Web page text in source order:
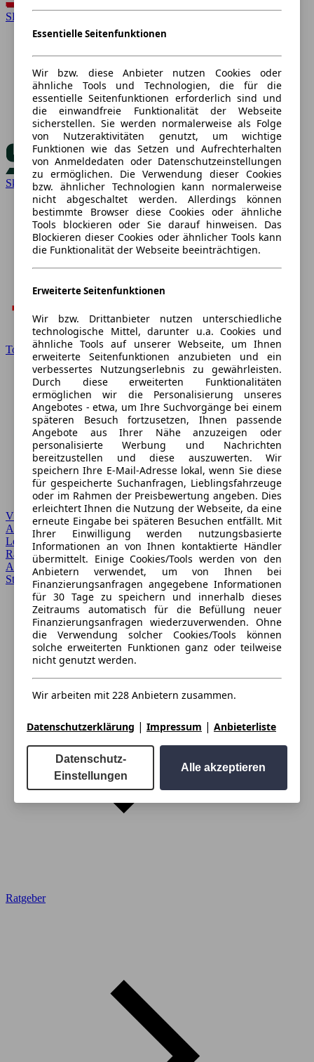
SEAT
Skoda
Toyota
VW
Autoverkauf›
Leasing›
Ratgeber ›
Anmelden›
Essentielle Seitenfunktionen
Wir bzw. diese Anbieter nutzen Cookies oder
ähnliche Tools und Technologien, die für die
essentielle Seitenfunktionen erforderlich sind und
die einwandfreie Funktionalität der Webseite
sicherstellen. Sie werden normalerweise als Folge
von Nutzeraktivitäten genutzt, um wichtige
Funktionen wie das Setzen und Aufrechterhalten
von Anmeldedaten oder Datenschutzeinstellungen
zu ermöglichen. Die Verwendung dieser Cookies
bzw. ähnlicher Technologien kann normalerweise
nicht abgeschaltet werden. Allerdings können
bestimmte Browser diese Cookies oder ähnliche
Tools blockieren oder Sie darauf hinweisen. Das
Blockieren dieser Cookies oder ähnlicher Tools kann
die Funktionalität der Webseite beeinträchtigen.
Erweiterte Seitenfunktionen
Wir bzw. Drittanbieter nutzen unterschiedliche
technologische Mittel, darunter u.a. Cookies und
ähnliche Tools auf unserer Webseite, um Ihnen
erweiterte Seitenfunktionen anzubieten und ein
verbessertes Nutzungserlebnis zu gewährleisten.
Durch diese erweiterten Funktionalitäten
ermöglichen wir die Personalisierung unseres
Angebotes - etwa, um Ihre Suchvorgänge bei einem
späteren Besuch fortzusetzen, Ihnen passende
Angebote aus Ihrer Nähe anzuzeigen oder
personalisierte Werbung und Nachrichten
bereitzustellen und diese auszuwerten. Wir
speichern Ihre E-Mail-Adresse lokal, wenn Sie diese
für gespeicherte Suchanfragen, Lieblingsfahrzeuge
oder im Rahmen der Preisbewertung angeben. Dies
erleichtert Ihnen die Nutzung der Webseite, da eine
erneute Eingabe bei späteren Besuchen entfällt. Mit
Ihrer Einwilligung werden nutzungsbasierte
Informationen an von Ihnen kontaktierte Händler
übermittelt. Einige Cookies/Tools werden von den
Anbietern verwendet, um von Ihnen bei
Finanzierungsanfragen angegebene Informationen
für 30 Tage zu speichern und innerhalb dieses
Zeitraums automatisch für die Befüllung neuer
Finanzierungsanfragen wiederzuverwenden. Ohne
die Verwendung solcher Cookies/Tools können
solche erweiterten Funktionen ganz oder teilweise
nicht genutzt werden.
Wir arbeiten mit 228 Anbietern zusammen.
Datenschutzerklärung | Impressum | Anbieterliste
Datenschutz-
Einstellungen
Alle akzeptieren
Startseite
Ratgeber